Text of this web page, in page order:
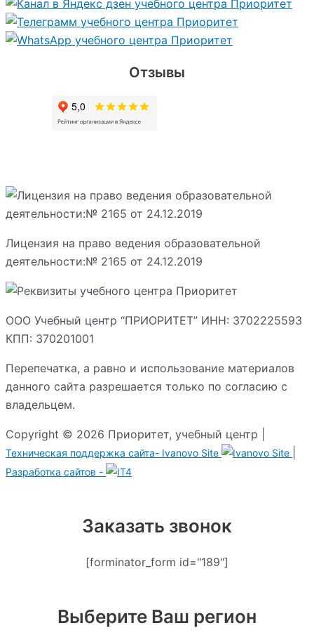
Отзывы
Лицензия на право ведения образовательной
деятельности:№ 2165 от 24.12.2019
ООО Учебный центр “ПРИОРИТЕТ” ИНН: 3702225593
КПП: 370201001
Перепечатка, а равно и использование материалов
данного сайта разрешается только по согласию с
владельцем.
Copyright © 2026 Приоритет, учебный центр |
Техническая поддержка сайта- Ivanovo Site
Разработка сайтов -
Заказать звонок
[forminator_form id="189"]
Выберите Ваш регион